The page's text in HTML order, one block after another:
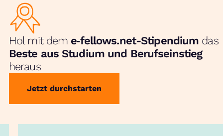
Hol mit dem e‑fellows.net-Stipendium das
Beste aus Studium und Berufseinstieg
heraus
Jetzt durchstarten